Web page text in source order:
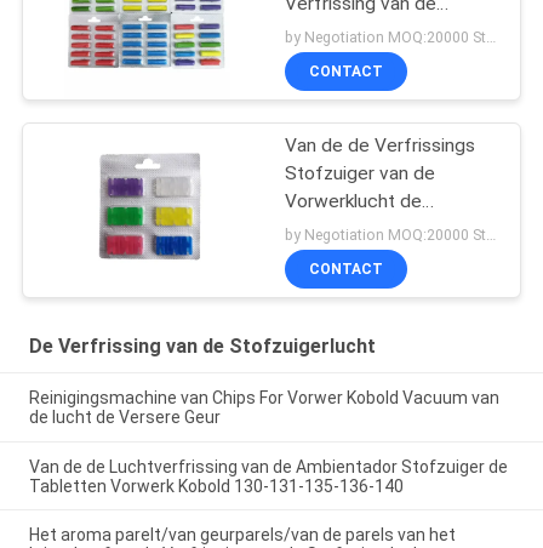
Stofzuigerlucht
by Negotiation MOQ:20000 Stuk/Stukken
CONTACT
Van de de Verfrissings
Stofzuiger van de
Vorwerklucht de
Geurtabletten Chip Stick
CONTACT
De Verfrissing van de Stofzuigerlucht
Reinigingsmachine van Chips For Vorwer Kobold Vacuum van
de lucht de Versere Geur
Van de de Luchtverfrissing van de Ambientador Stofzuiger de
Tabletten Vorwerk Kobold 130-131-135-136-140
Het aroma parelt/van geurparels/van de parels van het